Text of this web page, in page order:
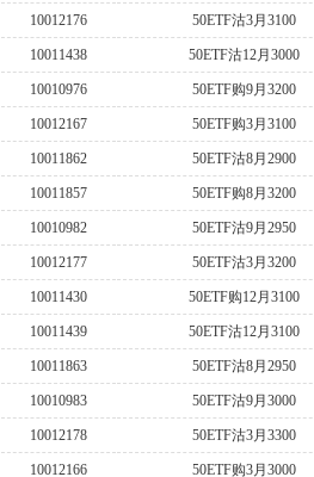
10012176 50ETF沽3月3100
10011438 50ETF沽12月3000
10010976 50ETF购9月3200
10012167 50ETF购3月3100
10011862 50ETF沽8月2900
10011857 50ETF购8月3200
10010982 50ETF沽9月2950
10012177 50ETF沽3月3200
10011430 50ETF购12月3100
10011439 50ETF沽12月3100
10011863 50ETF沽8月2950
10010983 50ETF沽9月3000
10012178 50ETF沽3月3300
10012166 50ETF购3月3000